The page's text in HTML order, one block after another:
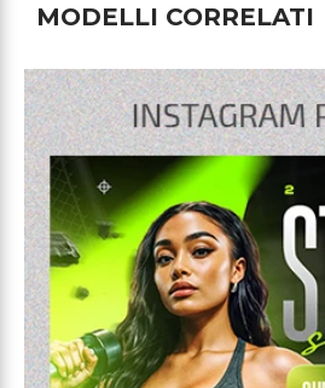
MODELLI CORRELATI